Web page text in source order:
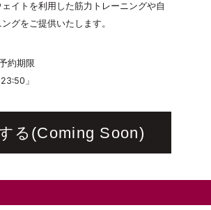
イトを利用した筋力トレーニングや自
グをご提供いたします。
約期限
」
る(Coming Soon)